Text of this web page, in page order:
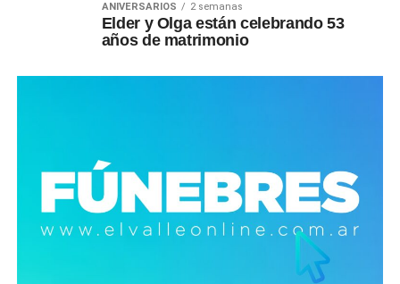
ANIVERSARIOS 2 semanas
Elder y Olga están celebrando 53
años de matrimonio